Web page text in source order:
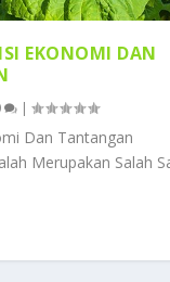
EKONOMI DAN
|
Dan Tantangan
Merupakan Salah